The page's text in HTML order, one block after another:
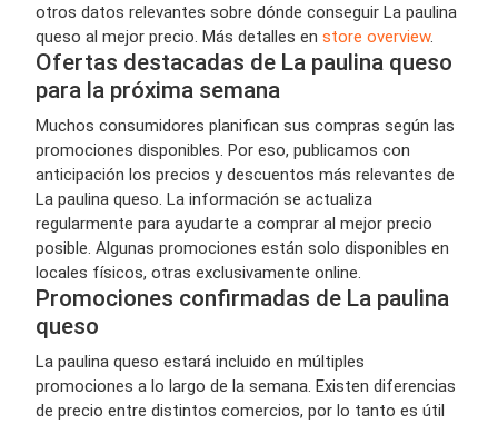
otros datos relevantes sobre dónde conseguir La paulina
queso al mejor precio. Más detalles en store overview.
Ofertas destacadas de La paulina queso
para la próxima semana
Muchos consumidores planifican sus compras según las
promociones disponibles. Por eso, publicamos con
anticipación los precios y descuentos más relevantes de
La paulina queso. La información se actualiza
regularmente para ayudarte a comprar al mejor precio
posible. Algunas promociones están solo disponibles en
locales físicos, otras exclusivamente online.
Promociones confirmadas de La paulina
queso
La paulina queso estará incluido en múltiples
promociones a lo largo de la semana. Existen diferencias
de precio entre distintos comercios, por lo tanto es útil